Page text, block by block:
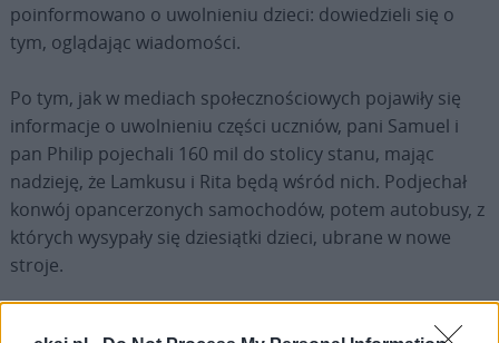
poinformowano o uwolnieniu dzieci: dowiedzieli się o
tym, oglądając wiadomości.
Po tym, jak w mediach społecznościowych pojawiły się
informacje o uwolnieniu części uczniów, pani Samuel i
pan Philip pojechali 160 mil do stolicy stanu, mając
nadzieję, że Lamkusu i Rita będą wśród nich. Podjechał
konwój opancerzonych samochodów, potem autobusy, z
których wysypały się dziesiątki dzieci, ubrane w nowe
stroje.
Pani Samuel powiedziała, że bała się patrzeć, obawiając